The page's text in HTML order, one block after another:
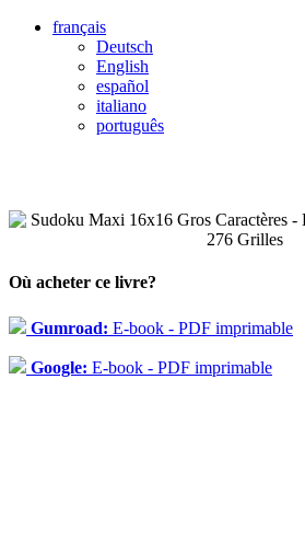
français
Deutsch
English
español
italiano
português
Où acheter ce livre?
Gumroad: E-book - PDF imprimable
Google: E-book - PDF imprimable